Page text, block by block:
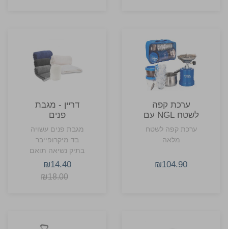
ערכת קפה
לשטח NGL עם
כירה ותיק
נשיאה
ערכת קפה לשטח
מלאה
₪104.90
דריין - מגבת
פנים
מגבת פנים עשויה
בד מיקרופייבר
בתיק נשיאה תואם
₪14.40
₪18.00